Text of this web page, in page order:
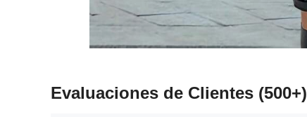
Evaluaciones de Clientes (500+)